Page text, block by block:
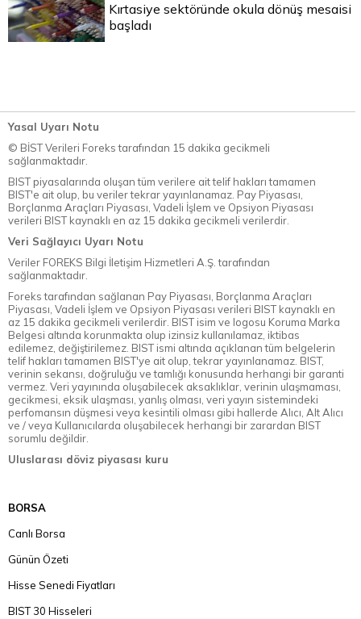
Kırtasiye sektöründe okula dönüş mesaisi
başladı
Yasal Uyarı Notu
© BİST Verileri Foreks tarafından 15 dakika gecikmeli
sağlanmaktadır.
BIST piyasalarında oluşan tüm verilere ait telif hakları tamamen
BIST'e ait olup, bu veriler tekrar yayınlanamaz. Pay Piyasası,
Borçlanma Araçları Piyasası, Vadeli İşlem ve Opsiyon Piyasası
verileri BIST kaynaklı en az 15 dakika gecikmeli verilerdir.
Veri Sağlayıcı Uyarı Notu
Veriler FOREKS Bilgi İletişim Hizmetleri A.Ş. tarafından
sağlanmaktadır.
Foreks tarafından sağlanan Pay Piyasası, Borçlanma Araçları
Piyasası, Vadeli İşlem ve Opsiyon Piyasası verileri BIST kaynaklı en
az 15 dakika gecikmeli verilerdir. BIST isim ve logosu Koruma Marka
Belgesi altında korunmakta olup izinsiz kullanılamaz, iktibas
edilemez, değiştirilemez. BIST ismi altında açıklanan tüm belgelerin
telif hakları tamamen BIST'ye ait olup, tekrar yayınlanamaz. BIST,
verinin sekansı, doğruluğu ve tamlığı konusunda herhangi bir garanti
vermez. Veri yayınında oluşabilecek aksaklıklar, verinin ulaşmaması,
gecikmesi, eksik ulaşması, yanlış olması, veri yayın sistemindeki
perfomansın düşmesi veya kesintili olması gibi hallerde Alıcı, Alt Alıcı
ve / veya Kullanıcılarda oluşabilecek herhangi bir zarardan BIST
sorumlu değildir.
Uluslarası döviz piyasası kuru
BORSA
Canlı Borsa
Günün Özeti
Hisse Senedi Fiyatları
BIST 30 Hisseleri